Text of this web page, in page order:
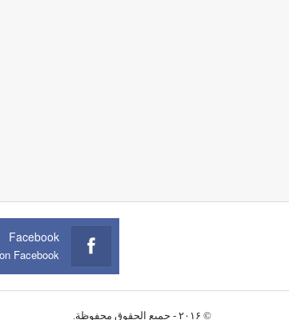
Facebook
Facebook
© ۲۰۱۶ - جميع الحقوق محفوظة.